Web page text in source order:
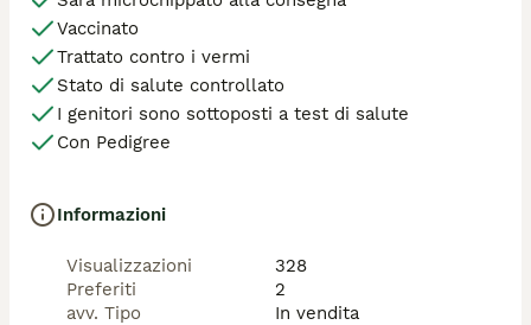
Vaccinato
Trattato contro i vermi
Stato di salute controllato
I genitori sono sottoposti a test di salute
Con Pedigree
Informazioni
Visualizzazioni
328
Preferiti
2
avv. Tipo
In vendita